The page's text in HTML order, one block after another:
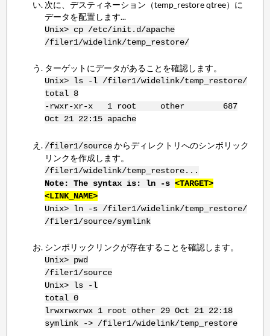
次に、デスティネーション（temp_restore qtree）に
データを配置します...
Unix> cp /etc/init.d/apache
/filer1/widelink/temp_restore/
ターゲットにデータがあることを確認します。
Unix> ls -l /filer1/widelink/temp_restore/
total 8
-rwxr-xr-x 1 root other 687
Oct 21 22:15 apache
/filer1/sourceからディレクトリへのシンボリック
リンクを作成します。
/filer1/widelink/temp_restore...
Note: The syntax is: ln -s<TARGET>
<LINK_NAME>
Unix> ln -s /filer1/widelink/temp_restore/
/filer1/source/symlink
シンボリックリンクが存在することを確認します。
Unix> pwd
/filer1/source
Unix> ls -l
total 0
lrwxrwxrwx 1 root other 29 Oct 21 22:18
symlink -> /filer1/widelink/temp_restore